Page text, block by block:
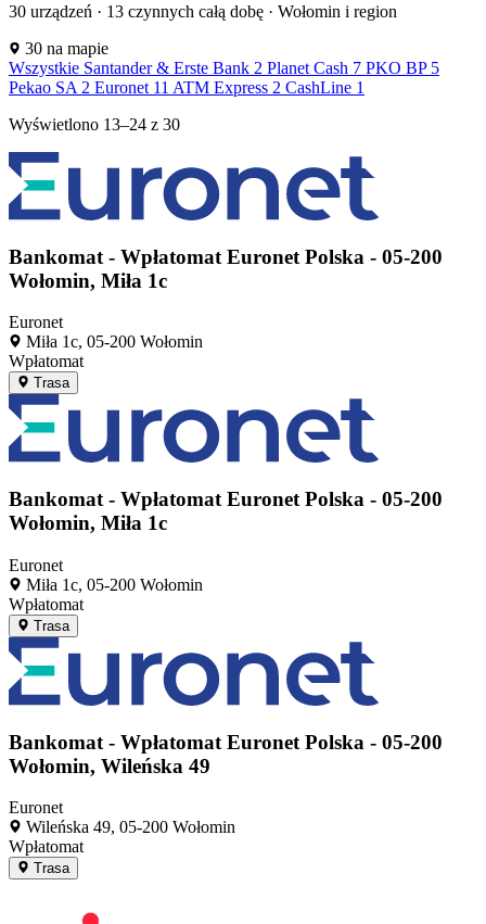
30 urządzeń · 13 czynnych całą dobę · Wołomin i region
PB
PC
EUR
PC
PB
EUR
+
−
30 na mapie
Wszystkie Santander & Erste Bank 2 Planet Cash 7 PKO BP 5
Pekao SA 2 Euronet 11 ATM Express 2 CashLine 1
Wyświetlono 13–24 z 30
Bankomat - Wpłatomat Euronet Polska - 05-200
Wołomin, Miła 1c
Euronet
Miła 1c, 05-200 Wołomin
Wpłatomat
Trasa
Bankomat - Wpłatomat Euronet Polska - 05-200
Wołomin, Miła 1c
Euronet
Miła 1c, 05-200 Wołomin
Wpłatomat
Trasa
Bankomat - Wpłatomat Euronet Polska - 05-200
Wołomin, Wileńska 49
Euronet
Wileńska 49, 05-200 Wołomin
Wpłatomat
Trasa